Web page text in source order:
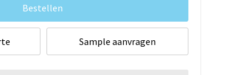
Bestellen
Sample aanvragen